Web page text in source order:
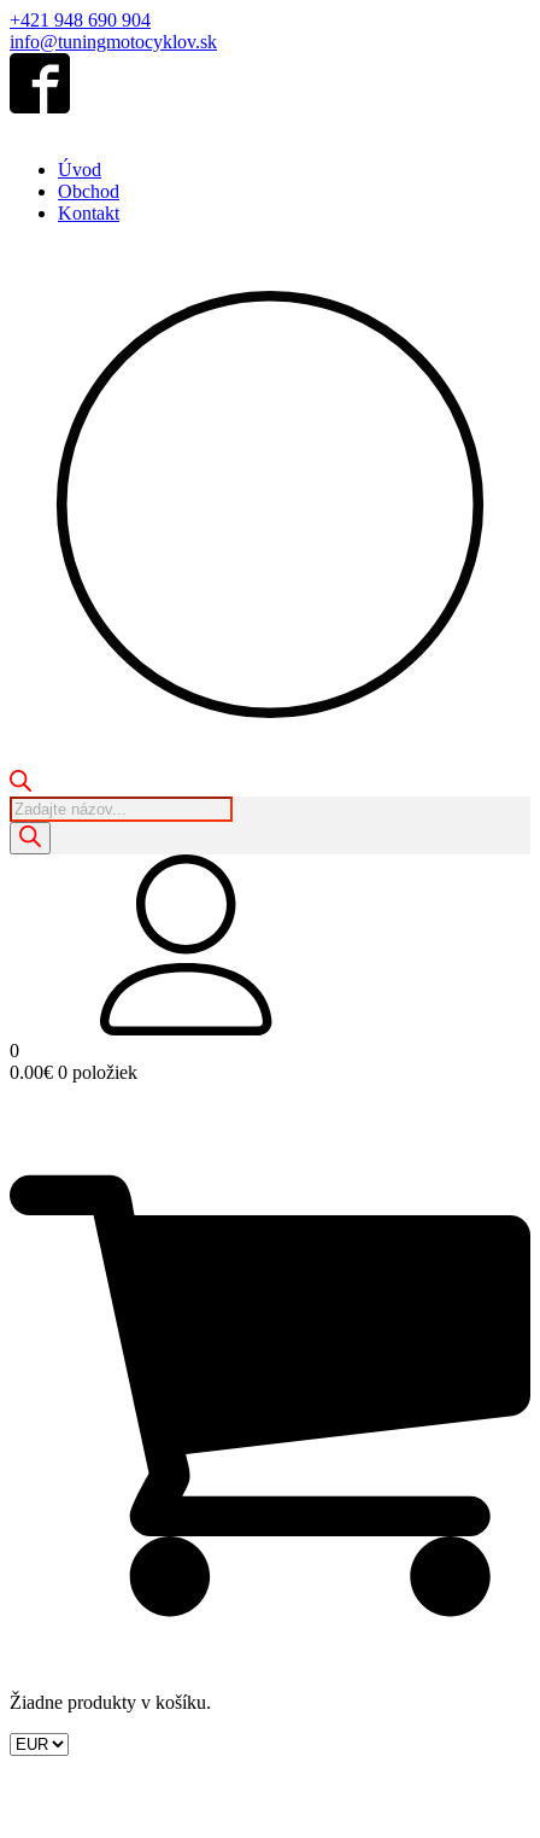
+421 948 690 904
info@tuningmotocyklov.sk
Úvod
Obchod
Kontakt
Products
search
0
0.00€ 0 položiek
Žiadne produkty v košíku.